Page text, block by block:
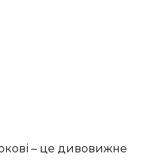
– це дивовижне